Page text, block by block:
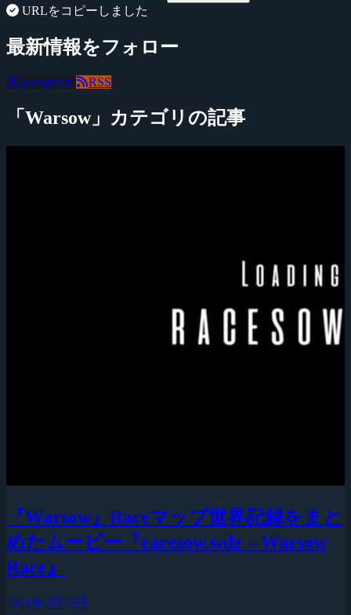
URLをコピーしました
最新情報をフォロー
@negitaku RSS
「Warsow」カテゴリの記事
『Warsow』Raceマップ世界記録をまと
めたムービー『racesow.wdz – Warsow
Race』
2021年3月23日